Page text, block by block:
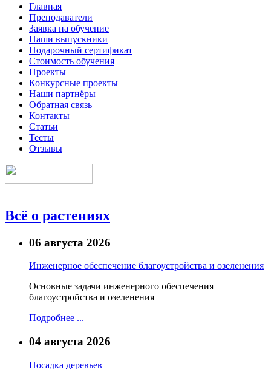
Главная
Преподаватели
Заявка на обучение
Наши выпускники
Подарочный сертификат
Стоимость обучения
Проекты
Конкурсные проекты
Наши партнёры
Обратная связь
Контакты
Статьи
Тесты
Отзывы
Всё о растениях
06 августа 2026
Инженерное обеспечение благоустройства и озеленения
Основные задачи инженерного обеспечения
благоустройства и озеленения
Подробнее ...
04 августа 2026
Посадка деревьев